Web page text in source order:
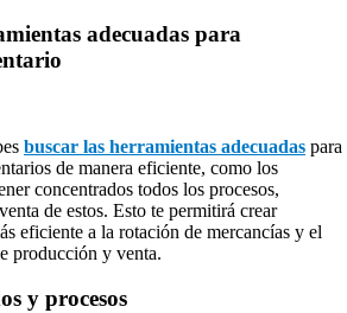
adecuadas para
buscar las herramientas adecuadas para
de manera eficiente, como los
concentrados todos los procesos,
de estos. Esto te permitirá crear
eficiente a la rotación de mercancías y el
producción y venta.
y procesos